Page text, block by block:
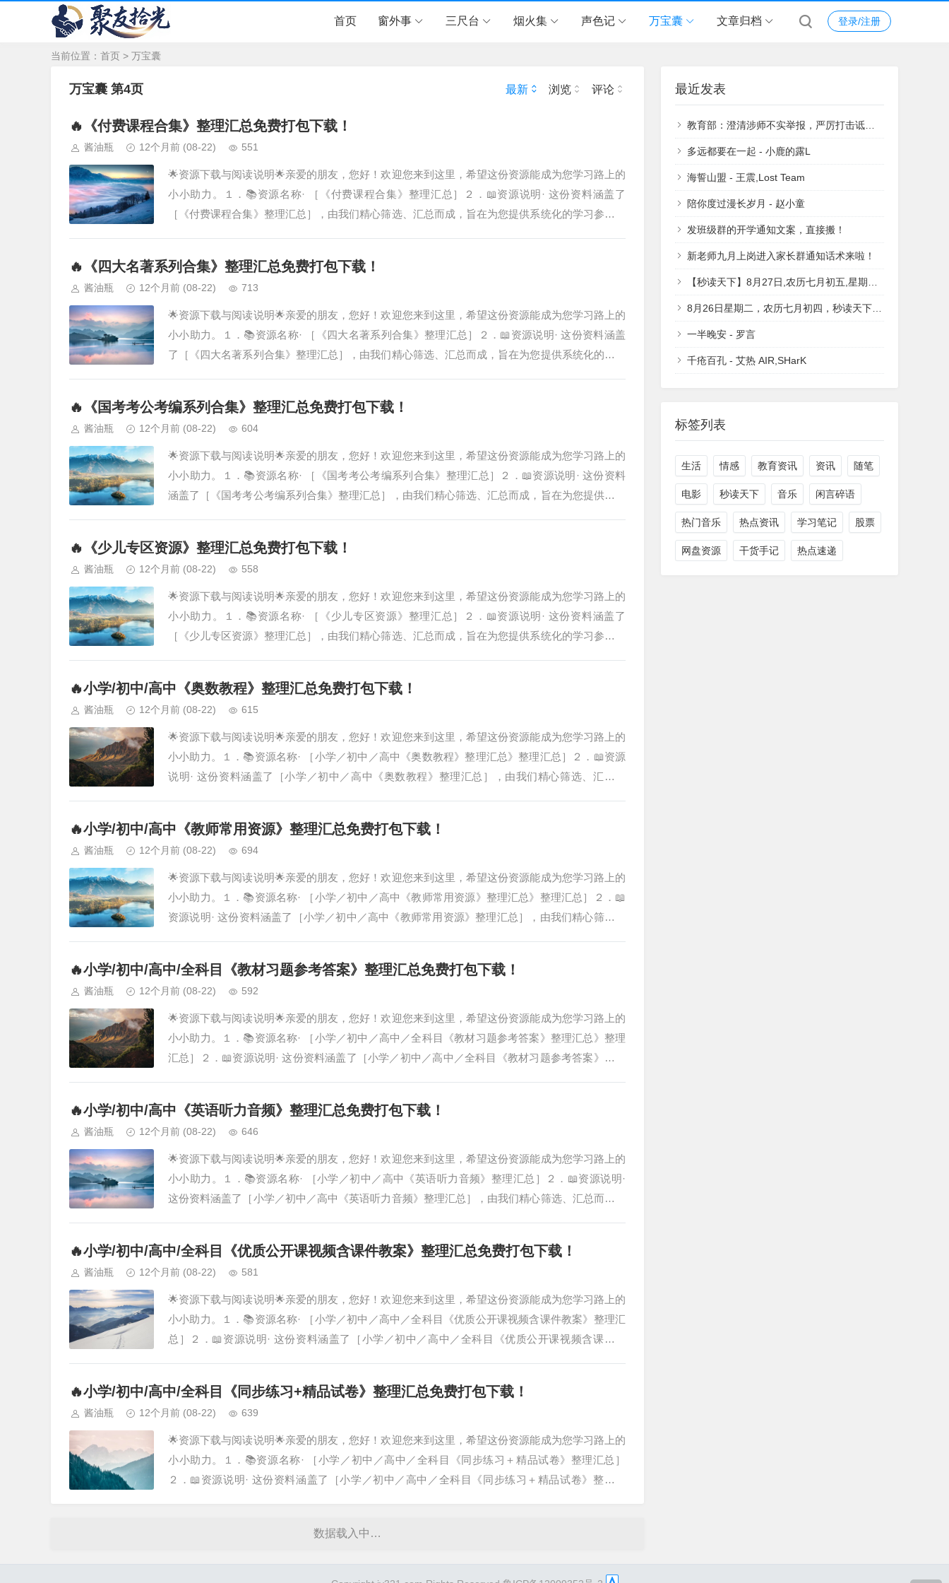
登录/注册
首页 窗外事 三尺台 烟火集 声色记 万宝囊 文章归档
当前位置： 首页 > 万宝囊
万宝囊 第4页 最新 浏览 评论
🔥《付费课程合集》整理汇总免费打包下载！
酱油瓶 12个月前 (08-22) 551
🌟资源下载与阅读说明🌟亲爱的朋友，您好！欢迎您来到这里，希望这份资源能成为您学习路上的
小小助力。１．📚资源名称· ［《付费课程合集》整理汇总］２．📖资源说明· 这份资料涵盖了
［《付费课程合集》整理汇总］，由我们精心筛选、汇总而成，旨在为您提供系统化的学习参考。
🔥《四大名著系列合集》整理汇总免费打包下载！
酱油瓶 12个月前 (08-22) 713
🌟资源下载与阅读说明🌟亲爱的朋友，您好！欢迎您来到这里，希望这份资源能成为您学习路上的
小小助力。１．📚资源名称· ［《四大名著系列合集》整理汇总］２．📖资源说明· 这份资料涵盖
了［《四大名著系列合集》整理汇总］，由我们精心筛选、汇总而成，旨在为您提供系统化的学习
🔥《国考考公考编系列合集》整理汇总免费打包下载！
酱油瓶 12个月前 (08-22) 604
🌟资源下载与阅读说明🌟亲爱的朋友，您好！欢迎您来到这里，希望这份资源能成为您学习路上的
小小助力。１．📚资源名称· ［《国考考公考编系列合集》整理汇总］２．📖资源说明· 这份资料
涵盖了［《国考考公考编系列合集》整理汇总］，由我们精心筛选、汇总而成，旨在为您提供系统
🔥《少儿专区资源》整理汇总免费打包下载！
酱油瓶 12个月前 (08-22) 558
🌟资源下载与阅读说明🌟亲爱的朋友，您好！欢迎您来到这里，希望这份资源能成为您学习路上的
小小助力。１．📚资源名称· ［《少儿专区资源》整理汇总］２．📖资源说明· 这份资料涵盖了
［《少儿专区资源》整理汇总］，由我们精心筛选、汇总而成，旨在为您提供系统化的学习参考。
🔥小学/初中/高中《奥数教程》整理汇总免费打包下载！
酱油瓶 12个月前 (08-22) 615
🌟资源下载与阅读说明🌟亲爱的朋友，您好！欢迎您来到这里，希望这份资源能成为您学习路上的
小小助力。１．📚资源名称· ［小学／初中／高中《奥数教程》整理汇总》整理汇总］２．📖资源
说明· 这份资料涵盖了［小学／初中／高中《奥数教程》整理汇总］，由我们精心筛选、汇总而
🔥小学/初中/高中《教师常用资源》整理汇总免费打包下载！
酱油瓶 12个月前 (08-22) 694
🌟资源下载与阅读说明🌟亲爱的朋友，您好！欢迎您来到这里，希望这份资源能成为您学习路上的
小小助力。１．📚资源名称· ［小学／初中／高中《教师常用资源》整理汇总》整理汇总］２．📖
资源说明· 这份资料涵盖了［小学／初中／高中《教师常用资源》整理汇总］，由我们精心筛选、
🔥小学/初中/高中/全科目《教材习题参考答案》整理汇总免费打包下载！
酱油瓶 12个月前 (08-22) 592
🌟资源下载与阅读说明🌟亲爱的朋友，您好！欢迎您来到这里，希望这份资源能成为您学习路上的
小小助力。１．📚资源名称· ［小学／初中／高中／全科目《教材习题参考答案》整理汇总》整理
汇总］２．📖资源说明· 这份资料涵盖了［小学／初中／高中／全科目《教材习题参考答案》整理
🔥小学/初中/高中《英语听力音频》整理汇总免费打包下载！
酱油瓶 12个月前 (08-22) 646
🌟资源下载与阅读说明🌟亲爱的朋友，您好！欢迎您来到这里，希望这份资源能成为您学习路上的
小小助力。１．📚资源名称· ［小学／初中／高中《英语听力音频》整理汇总］２．📖资源说明·
这份资料涵盖了［小学／初中／高中《英语听力音频》整理汇总］，由我们精心筛选、汇总而成，
🔥小学/初中/高中/全科目《优质公开课视频含课件教案》整理汇总免费打包下载！
酱油瓶 12个月前 (08-22) 581
🌟资源下载与阅读说明🌟亲爱的朋友，您好！欢迎您来到这里，希望这份资源能成为您学习路上的
小小助力。１．📚资源名称· ［小学／初中／高中／全科目《优质公开课视频含课件教案》整理汇
总］２．📖资源说明· 这份资料涵盖了［小学／初中／高中／全科目《优质公开课视频含课件教
🔥小学/初中/高中/全科目《同步练习+精品试卷》整理汇总免费打包下载！
酱油瓶 12个月前 (08-22) 639
🌟资源下载与阅读说明🌟亲爱的朋友，您好！欢迎您来到这里，希望这份资源能成为您学习路上的
小小助力。１．📚资源名称· ［小学／初中／高中／全科目《同步练习＋精品试卷》整理汇总］
２．📖资源说明· 这份资料涵盖了［小学／初中／高中／全科目《同步练习＋精品试卷》整理汇
数据载入中…
最近发表
教育部：澄清涉师不实举报，严厉打击诋毁、污名教师等违法行为
多远都要在一起 - 小鹿的露L
海誓山盟 - 王震,Lost Team
陪你度过漫长岁月 - 赵小童
发班级群的开学通知文案，直接搬！
新老师九月上岗进入家长群通知话术来啦！
【秒读天下】8月27日,农历七月初五,星期三, 生活愉快 万事顺意!
8月26日星期二，农历七月初四，秒读天下，祝大家工作愉快，万事顺意！
一半晚安 - 罗言
千疮百孔 - 艾热 AIR,SHarK
标签列表
生活 情感 教育资讯 资讯 随笔
电影 秒读天下 音乐 闲言碎语
热门音乐 热点资讯 学习笔记 股票
网盘资源 干货手记 热点速递